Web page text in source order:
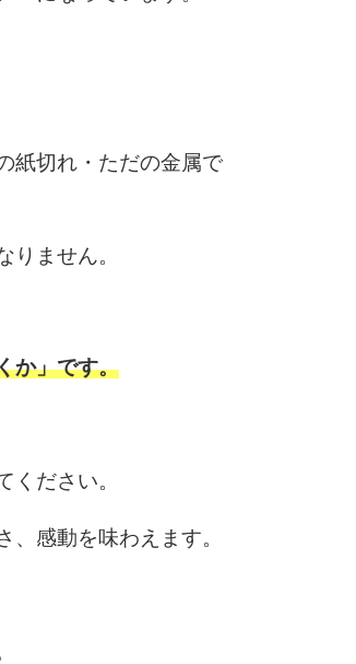
紙切れ・ただの金属で
ません。
か」です。
ください。
感動を味わえます。